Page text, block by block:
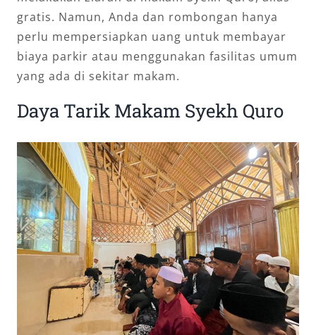
gratis. Namun, Anda dan rombongan hanya
perlu mempersiapkan uang untuk membayar
biaya parkir atau menggunakan fasilitas umum
yang ada di sekitar makam.
Daya Tarik Makam Syekh Quro